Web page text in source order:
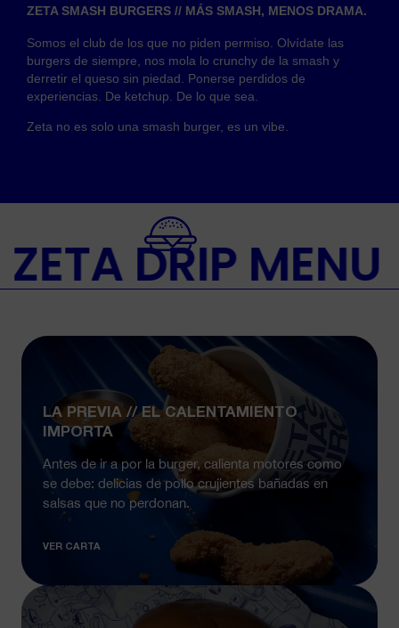
ZETA SMASH BURGERS // MÁS SMASH, MENOS DRAMA.
Somos el club de los que no piden permiso. Olvídate las
burgers de siempre, nos mola lo crunchy de la smash y
derretir el queso sin piedad. Ponerse perdidos de
experiencias. De ketchup. De lo que sea.
Zeta no es solo una smash burger, es un vibe.
ZETA DRIP MENU
LA PREVIA // EL CALENTAMIENTO
IMPORTA
Antes de ir a por la burger, calienta motores como
se debe: delicias de pollo crujientes bañadas en
salsas que no perdonan.
VER CARTA